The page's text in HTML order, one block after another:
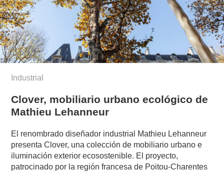
Industrial
Clover, mobiliario urbano ecológico de
Mathieu Lehanneur
El renombrado diseñador industrial Mathieu Lehanneur
presenta Clover, una colección de mobiliario urbano e
iluminación exterior ecosostenible. El proyecto,
patrocinado por la región francesa de Poitou-Charentes